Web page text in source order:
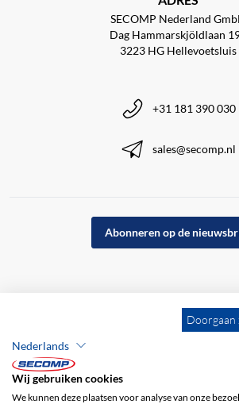
SECOMP Nederland
Dag Hammarskjöldlaan
3223 HG Hellevoetsluis
+31 181 390 030
sales@secomp.nl
Abonneren op de
Doorgaan
Nederlands
Wij gebruiken cookies
We kunnen deze plaatsen voor analyse van onze